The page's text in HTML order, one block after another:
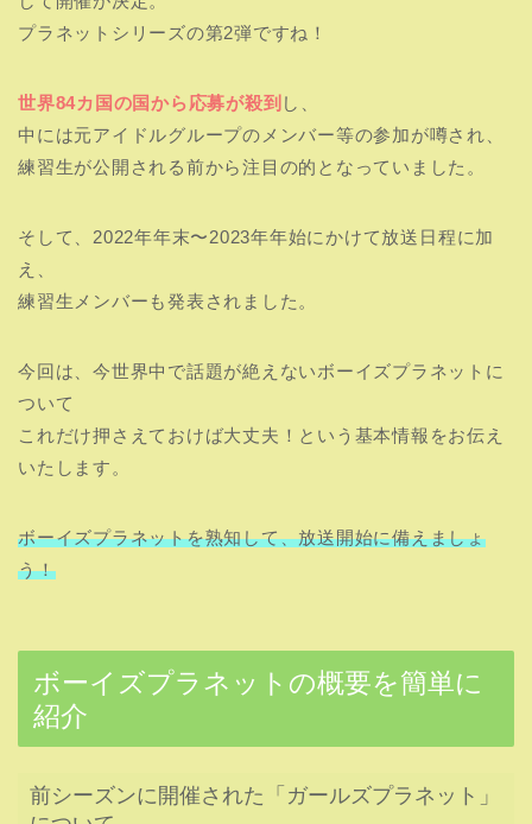
プラネットシリーズの第2弾ですね！
世界84カ国の国から応募が殺到 し、
中には元アイドルグループのメンバー等の参加が噂され、
練習生が公開される前から注目の的となっていました。
そして、2022年年末〜2023年年始にかけて放送日程に加
え、
練習生メンバーも発表されました。
今回は、今世界中で話題が絶えないボーイズプラネットに
ついて
これだけ押さえておけば大丈夫！という基本情報をお伝え
いたします。
ボーイズプラネットを熟知して、放送開始に備えましょ
う！
ボーイズプラネットの概要を簡単に
紹介
前シーズンに開催された「ガールズプラネット」